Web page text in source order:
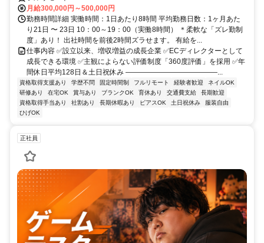
月給300,000円～500,000円
勤務時間詳細 実働時間：1日あたり8時間 平均勤務日数：1ヶ月あた
り21日 〜 23日 10：00～19：00（実働8時間） ＊柔軟な「ズレ勤制
度」あり！ 出社時間を前後2時間ズラせます。 有給を...
仕事内容 ✅設立以来、増収増益の成長企業 ✅ECディレクターとして
成長できる環境 ✅主観によらない評価制度「360度評価」を採用 ✅年
間休日平均128日＆土日祝休み ―――――――――――――...
資格取得支援あり 学歴不問 固定時間制 フルリモート 経験者歓迎
ネイルOK
研修あり
在宅OK 賞与あり ブランクOK 育休あり 交通費支給
長期歓迎
資格取得手当あり
社割あり 長期休暇あり ピアスOK 土日祝休み
服装自由
ひげOK
正社員